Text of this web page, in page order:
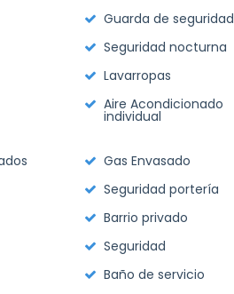
Guarda de seguridad
Seguridad nocturna
Lavarropas
Aire Acondicionado
individual
Gas Envasado
Seguridad portería
Barrio privado
Seguridad
Baño de servicio